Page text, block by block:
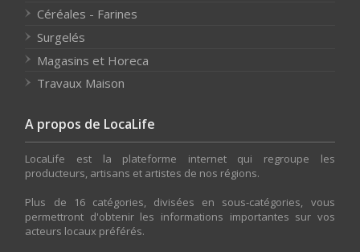
Céréales - Farines
Surgelés
Magasins et Horeca
Travaux Maison
A propos de LocaLife
LocaLife est la plateforme internet qui regroupe les
producteurs, artisans et artistes de nos régions.
Plus de 16 catégories, divisées en sous-catégories, vous
permettront d'obtenir les informations importantes sur vos
acteurs locaux préférés.